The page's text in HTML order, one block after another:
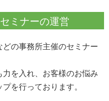
ミナーの運営
の事務所主催のセミナー
を入れ、お客様のお悩み
を行っております。